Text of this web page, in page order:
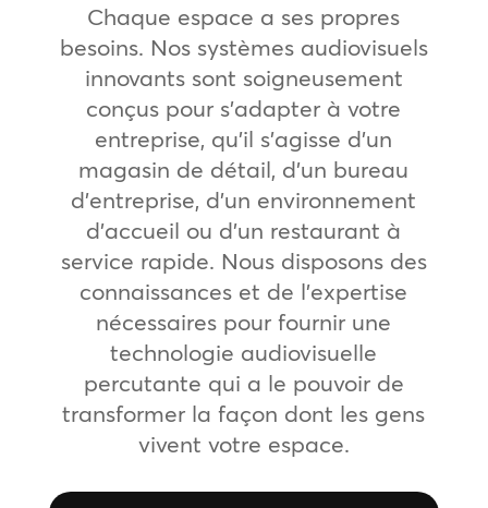
Chaque espace a ses propres
besoins. Nos systèmes audiovisuels
innovants sont soigneusement
conçus pour s’adapter à votre
entreprise, qu’il s’agisse d’un
magasin de détail, d’un bureau
d’entreprise, d’un environnement
d’accueil ou d’un restaurant à
service rapide. Nous disposons des
connaissances et de l’expertise
nécessaires pour fournir une
technologie audiovisuelle
percutante qui a le pouvoir de
transformer la façon dont les gens
vivent votre espace.